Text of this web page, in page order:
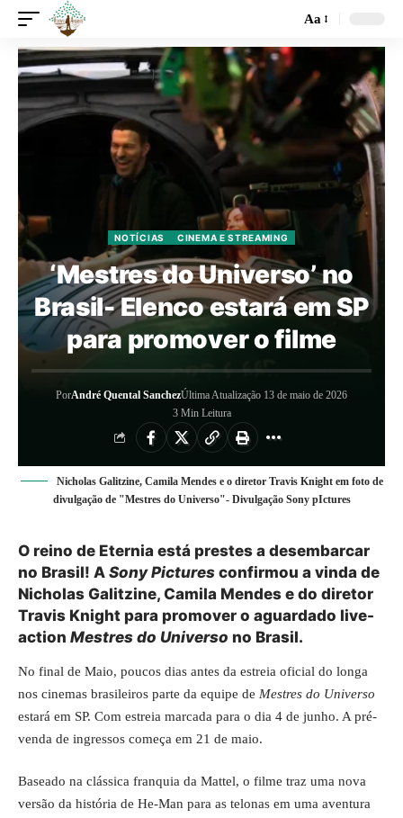
Aa
NOTÍCIAS CINEMA E STREAMING
‘Mestres do Universo’ no
Brasil- Elenco estará em SP
para promover o filme
PorAndré Quental SanchezÚltima Atualização 13 de maio de 2026
3 Min Leitura
Nicholas Galitzine, Camila Mendes e o diretor Travis Knight em foto de
divulgação de "Mestres do Universo"- Divulgação Sony pIctures
O reino de Eternia está prestes a desembarcar
no Brasil! A Sony Pictures confirmou a vinda de
Nicholas Galitzine, Camila Mendes e do diretor
Travis Knight para promover o aguardado live-
action Mestres do Universo no Brasil.
No final de Maio, poucos dias antes da estreia oficial do longa
nos cinemas brasileiros parte da equipe de Mestres do Universo
estará em SP. Com estreia marcada para o dia 4 de junho. A pré-
venda de ingressos começa em 21 de maio.
Baseado na clássica franquia da Mattel, o filme traz uma nova
versão da história de He-Man para as telonas em uma aventura